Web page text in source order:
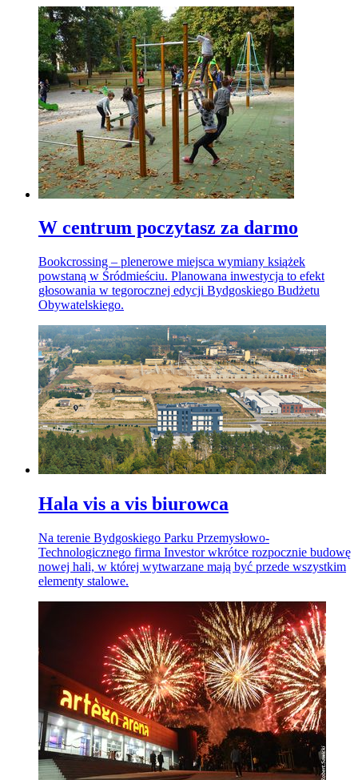
W centrum poczytasz za darmo
Bookcrossing – plenerowe miejsca wymiany książek
powstaną w Śródmieściu. Planowana inwestycja to efekt
głosowania w tegorocznej edycji Bydgoskiego Budżetu
Obywatelskiego.
Hala vis a vis biurowca
Na terenie Bydgoskiego Parku Przemysłowo-
Technologicznego firma Investor wkrótce rozpocznie budowę
nowej hali, w której wytwarzane mają być przede wszystkim
elementy stalowe.